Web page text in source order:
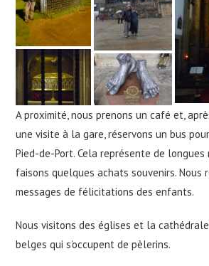
A proximité, nous prenons un café et,
une visite à la gare, réservons un bus
Pied-de-Port. Cela représente de longues
faisons quelques achats souvenirs. Nous
messages de félicitations des enfants.
Nous visitons des églises et la
belges qui s’occupent de pèlerins.